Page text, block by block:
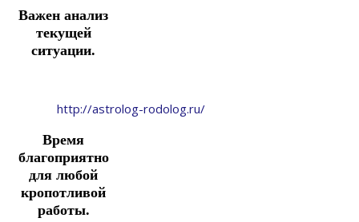
Важен анализ
текущей
ситуации.
http://astrolog-rodolog.ru/
Время
благоприятно
для любой
кропотливой
работы.